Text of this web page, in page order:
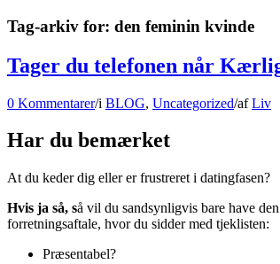
Tag-arkiv for: den feminin kvinde
Tager du telefonen når
0 Kommentarer/i BLOG, Uncategorized/afLiv
Har du bemærket
At du keder dig eller er frustreret i datingfasen?
Hvis ja så, så vil du sandsynligvis bare have
forretningsaftale, hvor du sidder med tjeklisten:
Præsentabel?